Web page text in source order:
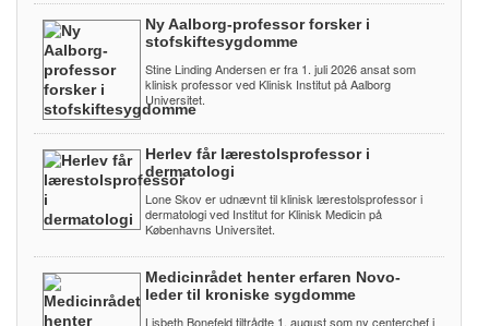
Ny Aalborg-professor forsker i
stofskiftesygdomme
Stine Linding Andersen er fra 1. juli 2026 ansat som
klinisk professor ved Klinisk Institut på Aalborg
Universitet.
Herlev får lærestolsprofessor i
dermatologi
Lone Skov er udnævnt til klinisk lærestolsprofessor i
dermatologi ved Institut for Klinisk Medicin på
Københavns Universitet.
Medicinrådet henter erfaren Novo-
leder til kroniske sygdomme
Lisbeth Bonefeld tiltrådte 1. august som ny centerchef i